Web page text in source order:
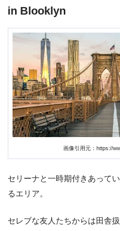
in Blooklyn
画像引用元：https://
セリーナと一時期付きあって
るエリア。
セレブな友人たちからは田舎